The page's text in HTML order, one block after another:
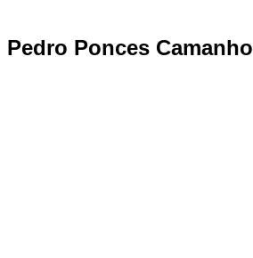
Pedro Ponces Camanho